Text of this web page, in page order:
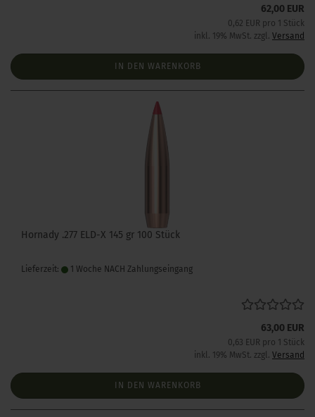
62,00 EUR
0,62 EUR pro 1 Stück
inkl. 19% MwSt. zzgl. Versand
IN DEN WARENKORB
Hornady .277 ELD-X 145 gr 100 Stück
Lieferzeit: 1 Woche NACH Zahlungseingang
63,00 EUR
0,63 EUR pro 1 Stück
inkl. 19% MwSt. zzgl. Versand
IN DEN WARENKORB